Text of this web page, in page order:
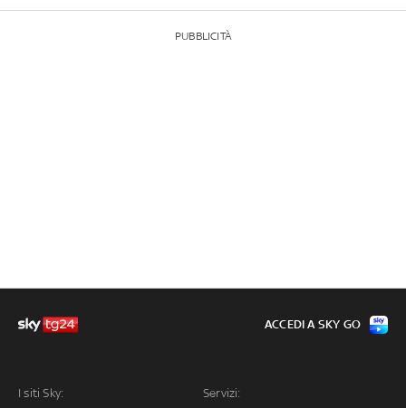
PUBBLICITÀ
I siti Sky: Servizi:
ACCEDI A SKY GO